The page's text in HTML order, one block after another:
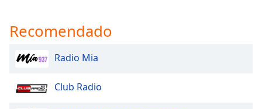
Recomendado
Radio Mia
Club Radio